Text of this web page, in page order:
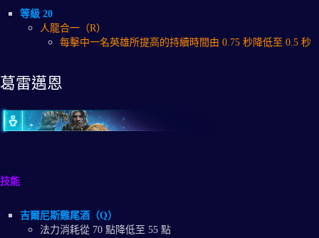
等級 20
人龍合一（R）
每擊中一名英雄所提高的持續時間由 0.75 秒降低至 0.5 秒
葛雷邁恩
技能
吉爾尼斯雞尾酒（Q）
法力消耗從 70 點降低至 55 點